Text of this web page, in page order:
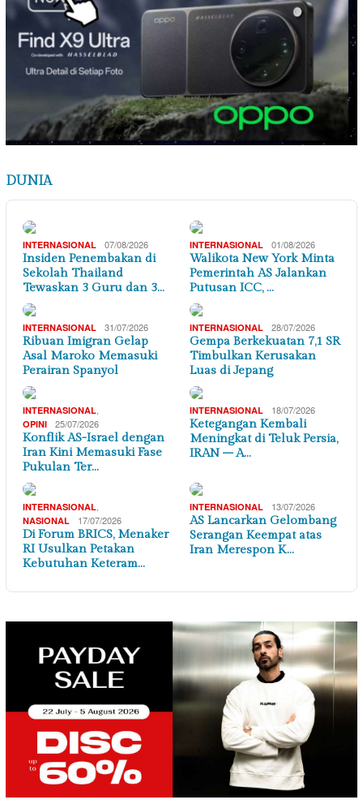
DUNIA
INTERNASIONAL 07/08/2026
Insiden Penembakan di
Sekolah Thailand
Tewaskan 3 Guru dan 3…
INTERNASIONAL 01/08/2026
Walikota New York Minta
Pemerintah AS Jalankan
Putusan ICC, …
INTERNASIONAL 31/07/2026
Ribuan Imigran Gelap
Asal Maroko Memasuki
Perairan Spanyol
INTERNASIONAL 28/07/2026
Gempa Berkekuatan 7,1 SR
Timbulkan Kerusakan
Luas di Jepang
INTERNASIONAL
OPINI 25/07/2026
Konflik AS-Israel dengan
Iran Kini Memasuki Fase
Pukulan Ter…
INTERNASIONAL 18/07/2026
Ketegangan Kembali
Meningkat di Teluk Persia,
IRAN – A…
INTERNASIONAL
NASIONAL 17/07/2026
Di Forum BRICS, Menaker
RI Usulkan Petakan
Kebutuhan Keteram…
INTERNASIONAL 13/07/2026
AS Lancarkan Gelombang
Serangan Keempat atas
Iran Merespon K…